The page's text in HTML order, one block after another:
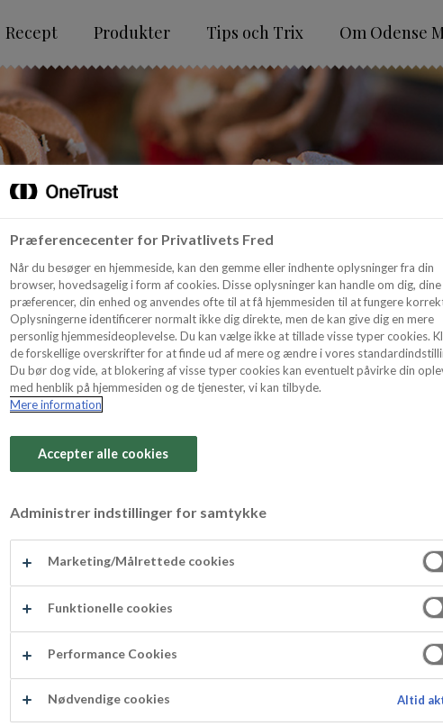
Recept Produkter Tips och Trix Om Odense
Præferencecenter for Privatlivets Fred
Når du besøger en hjemmeside, kan den gemme eller indhente oplysninger fra din
browser, hovedsagelig i form af cookies. Disse oplysninger kan handle om dig, dine
præferencer, din enhed og anvendes ofte til at få hjemmesiden til at fungere
Oplysningerne identificerer normalt ikke dig direkte, men de kan give dig en mere
personlig hjemmesideoplevelse. Du kan vælge ikke at tillade visse typer cookies.
de forskellige overskrifter for at finde ud af mere og ændre i vores
Du bør dog vide, at blokering af visse typer cookies kan eventuelt påvirke din
med henblik på hjemmesiden og de tjenester, vi kan tilbyde.
Mere information
Accepter alle cookies
Administrer indstillinger for samtykke
Marketing/Målrettede cookies
Funktionelle cookies
Performance Cookies
Nødvendige cookies Altid